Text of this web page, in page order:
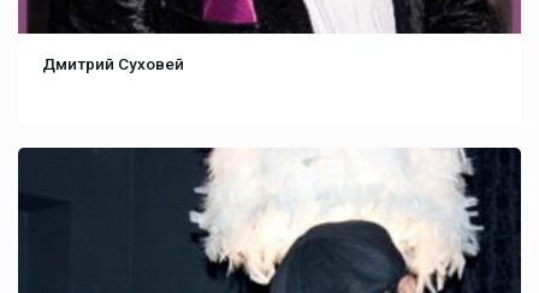
Дмитрий Суховей